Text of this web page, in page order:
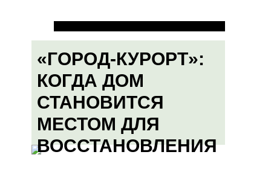
«ГОРОД-КУРОРТ»:
КОГДА ДОМ
СТАНОВИТСЯ
МЕСТОМ ДЛЯ
ВОССТАНОВЛЕНИЯ